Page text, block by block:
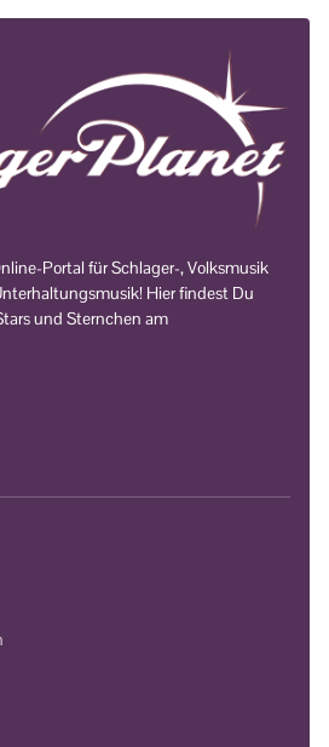
Portal für Schlager-, Volksmusik
Hier findest Du
und Sternchen am